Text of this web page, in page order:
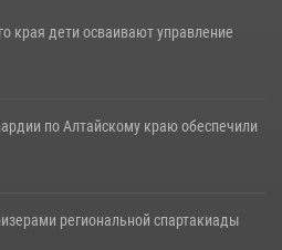
края дети осваивают управление
по Алтайскому краю обеспечили
региональной спартакиады